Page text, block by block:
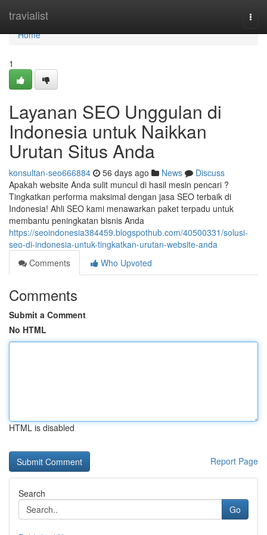
travialist
Home
Home
1
Layanan SEO Unggulan di
Indonesia untuk Naikkan
Urutan Situs Anda
konsultan-seo666884 56 days ago News
Discuss
Apakah website Anda sulit muncul di hasil mesin pencari ?
Tingkatkan performa maksimal dengan jasa SEO terbaik di
Indonesia! Ahli SEO kami menawarkan paket terpadu untuk
membantu peningkatan bisnis Anda
https://seoindonesia384459.blogspothub.com/40500331/solusi-
seo-di-indonesia-untuk-tingkatkan-urutan-website-anda
Comments
Who Upvoted
Comments
Submit a Comment
No HTML
HTML is disabled
Report Page
Search
Go